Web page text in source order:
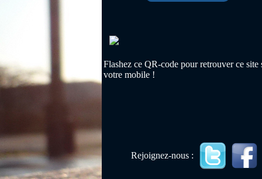
Flashez ce QR-code pour retrouver ce site
votre mobile !
Rejoignez-nous :